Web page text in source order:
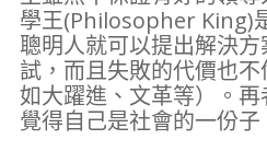
學王(Philosopher King)
聰明人就可以提出解決
試，而且失敗的代價也
如大躍進、文革等）。
覺得自己是社會的一份